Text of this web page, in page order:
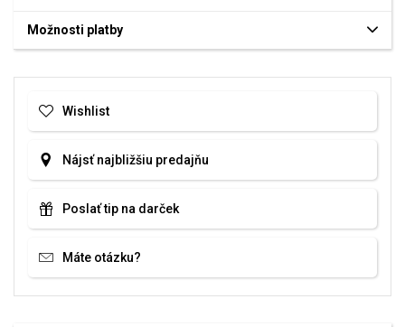
Možnosti platby
Wishlist
Nájsť najbližšiu predajňu
Poslať tip na darček
Máte otázku?